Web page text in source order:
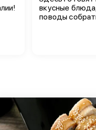
вкусные
поводы